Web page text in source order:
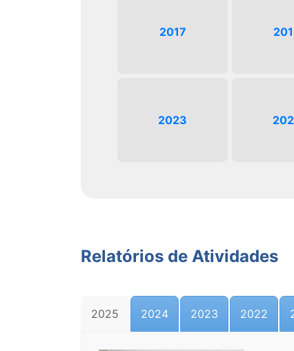
2017
2023
Relatórios de Atividades
2025 2024 2023 2022